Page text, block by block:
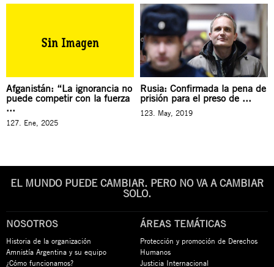
Afganistán: “La ignorancia no
puede competir con la fuerza
...
127. Ene, 2025
Rusia: Confirmada la pena de
prisión para el preso de ...
123. May, 2019
EL MUNDO PUEDE CAMBIAR. PERO NO VA A CAMBIAR
SOLO.
NOSOTROS
Historia de la organización
Amnistía Argentina y su equipo
¿Cómo funcionamos?
ÁREAS TEMÁTICAS
Protección y promoción de Derechos
Humanos
Justicia Internacional